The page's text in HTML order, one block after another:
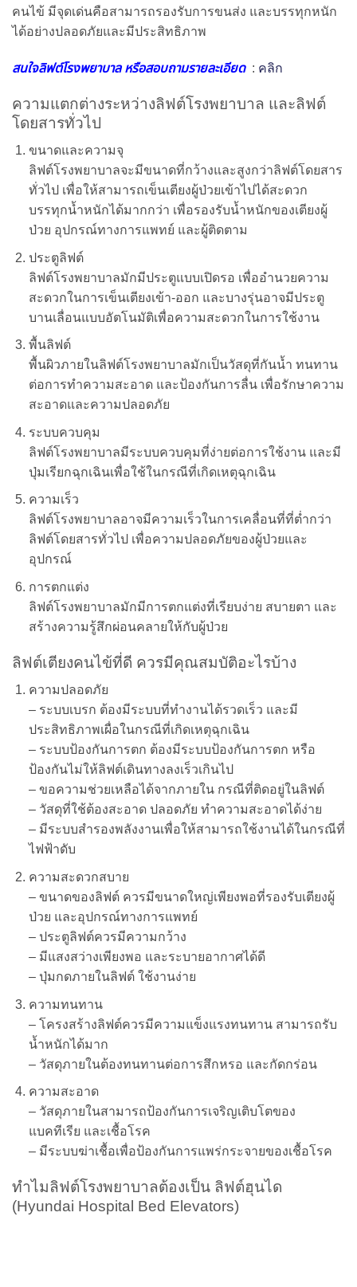
คนไข้ มีจุดเด่นคือสามารถรองรับการขนส่ง และบรรทุกหนัก
ได้อย่างปลอดภัยและมีประสิทธิภาพ
สนใจลิฟต์โรงพยาบาล หรือสอบถามรายละเอียด : คลิก
ความแตกต่างระหว่างลิฟต์โรงพยาบาล และลิฟต์
โดยสารทั่วไป
ขนาดและความจุ
ลิฟต์โรงพยาบาลจะมีขนาดที่กว้างและสูงกว่าลิฟต์โดยสาร
ทั่วไป เพื่อให้สามารถเข็นเตียงผู้ป่วยเข้าไปได้สะดวก
บรรทุกน้ำหนักได้มากกว่า เพื่อรองรับน้ำหนักของเตียงผู้
ป่วย อุปกรณ์ทางการแพทย์ และผู้ติดตาม
ประตูลิฟต์
ลิฟต์โรงพยาบาลมักมีประตูแบบเปิดรอ เพื่ออำนวยความ
สะดวกในการเข็นเตียงเข้า-ออก และบางรุ่นอาจมีประตู
บานเลื่อนแบบอัตโนมัติเพื่อความสะดวกในการใช้งาน
พื้นลิฟต์
พื้นผิวภายในลิฟต์โรงพยาบาลมักเป็นวัสดุที่กันน้ำ ทนทาน
ต่อการทำความสะอาด และป้องกันการลื่น เพื่อรักษาความ
สะอาดและความปลอดภัย
ระบบควบคุม
ลิฟต์โรงพยาบาลมีระบบควบคุมที่ง่ายต่อการใช้งาน และมี
ปุ่มเรียกฉุกเฉินเพื่อใช้ในกรณีที่เกิดเหตุฉุกเฉิน
ความเร็ว
ลิฟต์โรงพยาบาลอาจมีความเร็วในการเคลื่อนที่ที่ต่ำกว่า
ลิฟต์โดยสารทั่วไป เพื่อความปลอดภัยของผู้ป่วยและ
อุปกรณ์
การตกแต่ง
ลิฟต์โรงพยาบาลมักมีการตกแต่งที่เรียบง่าย สบายตา และ
สร้างความรู้สึกผ่อนคลายให้กับผู้ป่วย
ลิฟต์เตียงคนไข้ที่ดี ควรมีคุณสมบัติอะไรบ้าง
ความปลอดภัย
– ระบบเบรก ต้องมีระบบที่ทำงานได้รวดเร็ว และมี
ประสิทธิภาพเผื่อในกรณีที่เกิดเหตุฉุกเฉิน
– ระบบป้องกันการตก ต้องมีระบบป้องกันการตก หรือ
ป้องกันไม่ให้ลิฟต์เดินทางลงเร็วเกินไป
– ขอความช่วยเหลือได้จากภายใน กรณีที่ติดอยู่ในลิฟต์
– วัสดุที่ใช้ต้องสะอาด ปลอดภัย ทำความสะอาดได้ง่าย
– มีระบบสำรองพลังงานเพื่อให้สามารถใช้งานได้ในกรณีที่
ไฟฟ้าดับ
ความสะดวกสบาย
– ขนาดของลิฟต์ ควรมีขนาดใหญ่เพียงพอที่รองรับเตียงผู้
ป่วย และอุปกรณ์ทางการแพทย์
– ประตูลิฟต์ควรมีความกว้าง
– มีแสงสว่างเพียงพอ และระบายอากาศได้ดี
– ปุ่มกดภายในลิฟต์ ใช้งานง่าย
ความทนทาน
– โครงสร้างลิฟต์ควรมีความแข็งแรงทนทาน สามารถรับ
น้ำหนักได้มาก
– วัสดุภายในต้องทนทานต่อการสึกหรอ และกัดกร่อน
ความสะอาด
– วัสดุภายในสามารถป้องกันการเจริญเติบโตของ
แบคทีเรีย และเชื้อโรค
– มีระบบฆ่าเชื้อเพื่อป้องกันการแพร่กระจายของเชื้อโรค
ทำไมลิฟต์โรงพยาบาลต้องเป็น ลิฟต์ฮุนได
(Hyundai Hospital Bed Elevators)